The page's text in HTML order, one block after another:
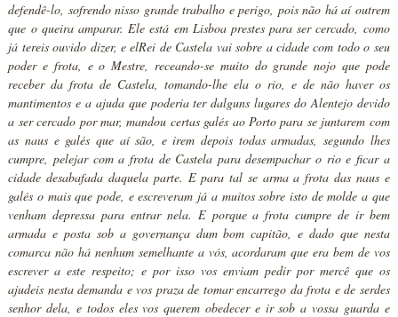
defendê-lo, sofrendo nisso grande trabalho e perigo, pois não há aí outrem
que o queira amparar. Ele está em Lisboa prestes para ser cercado, como
já tereis ouvido dizer, e elRei de Castela vai sobre a cidade com todo o seu
poder e frota, e o Mestre, receando-se muito do grande nojo que pode
receber da frota de Castela, tomando-lhe ela o rio, e de não haver os
mantimentos e a ajuda que poderia ter dalguns lugares do Alentejo devido
a ser cercado por mar, mandou certas galés ao Porto para se juntarem com
as naus e galés que aí são, e irem depois todas armadas, segundo lhes
cumpre, pelejar com a frota de Castela para desempachar o rio e ficar a
cidade desabafada daquela parte. E para tal se arma a frota das naus e
galés o mais que pode, e escreveram já a muitos sobre isto de molde a que
venham depressa para entrar nela. E porque a frota cumpre de ir bem
armada e posta sob a governança dum bom capitão, e dado que nesta
comarca não há nenhum semelhante a vós, acordaram que era bem de vos
escrever a este respeito; e por isso vos enviam pedir por mercê que os
ajudeis nesta demanda e vos praza de tomar encarrego da frota e de serdes
senhor dela, e todos eles vos querem obedecer e ir sob a vossa guarda e